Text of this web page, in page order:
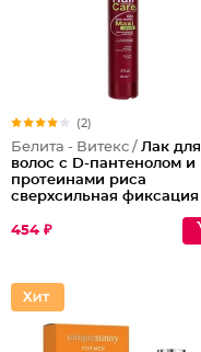
(2)
Белита - Витекс / Лак для
волос с D-пантенолом и
протеинами риса
сверхсильная фиксация
454 ₽